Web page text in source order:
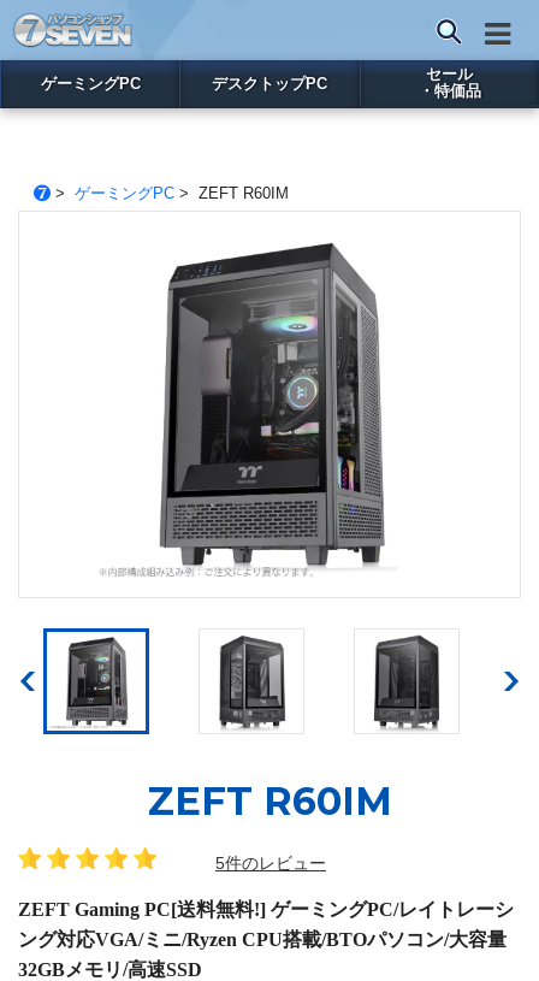
ゲーミングPC デスクトップPC
セール
・特価品
> ゲーミングPC> ZEFT R60IM
ZEFT R60IM
5件のレビュー
ZEFT Gaming PC[送料無料!] ゲーミングPC/レイトレーシ
ング対応VGA/ミニ/Ryzen CPU搭載/BTOパソコン/大容量
32GBメモリ/高速SSD